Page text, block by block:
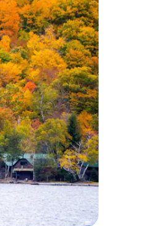
dessus et en les faisant glisser.